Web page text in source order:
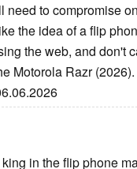
to compromise
the idea of a flip
the web, and don't
Motorola Razr (2026).
in the flip phone